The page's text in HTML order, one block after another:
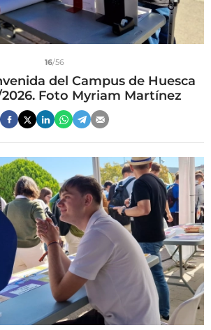
16/56
del Campus de Huesca
Foto Myriam Martínez